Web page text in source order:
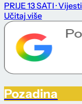
PRIJE 13 SATI · Vijesti
Učitaj više
Pozadina